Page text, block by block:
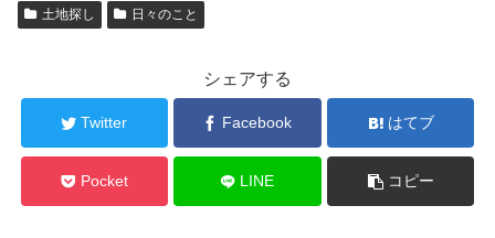
土地探し 日々のこと
シェアする
Twitter Facebook はてブ
Pocket LINE コピー